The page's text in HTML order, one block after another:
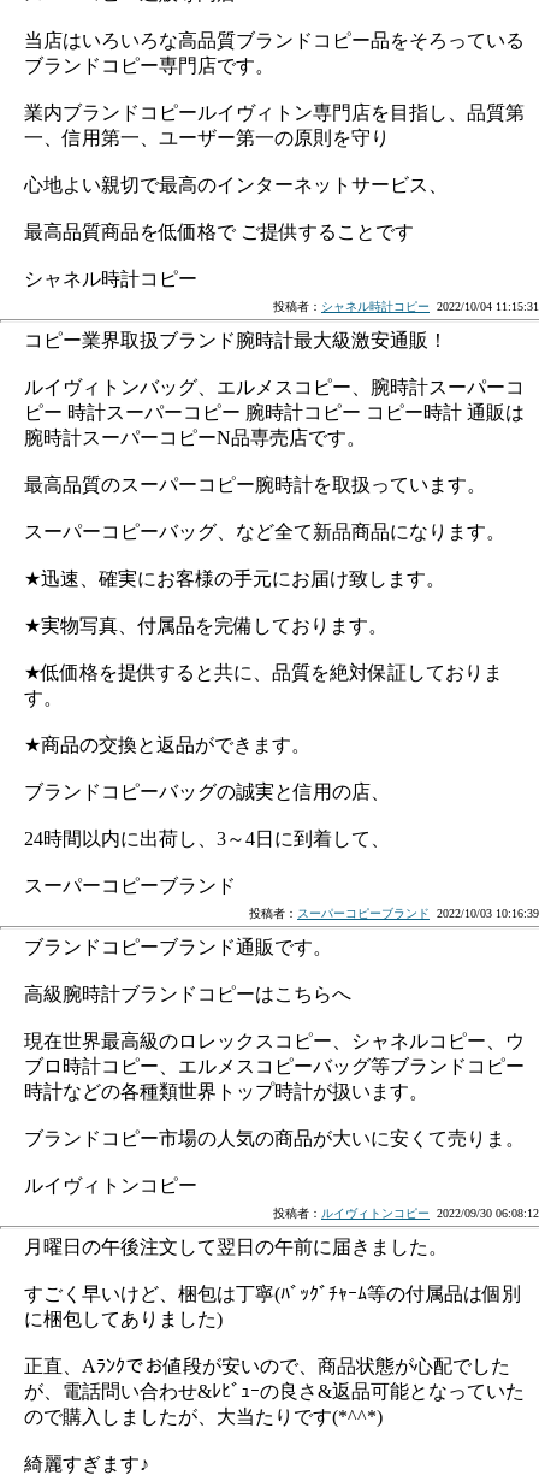
当店はいろいろな高品質ブランドコピー品をそろっている
ブランドコピー専門店です。
業内ブランドコピールイヴィトン専門店を目指し、品質第
一、信用第一、ユーザー第一の原則を守り
心地よい親切で最高のインターネットサービス、
最高品質商品を低価格で ご提供することです
シャネル時計コピー
投稿者： シャネル時計コピー 2022/10/04 11:15:31
コピー業界取扱ブランド腕時計最大級激安通販！
ルイヴィトンバッグ、エルメスコピー、腕時計スーパーコ
ピー 時計スーパーコピー 腕時計コピー コピー時計 通販は
腕時計スーパーコピーN品専売店です。
最高品質のスーパーコピー腕時計を取扱っています。
スーパーコピーバッグ、など全て新品商品になります。
★迅速、確実にお客様の手元にお届け致します。
★実物写真、付属品を完備しております。
★低価格を提供すると共に、品質を絶対保証しておりま
す。
★商品の交換と返品ができます。
ブランドコピーバッグの誠実と信用の店、
24時間以内に出荷し、3～4日に到着して、
スーパーコピーブランド
投稿者： スーパーコピーブランド 2022/10/03 10:16:39
ブランドコピーブランド通販です。
高級腕時計ブランドコピーはこちらへ
現在世界最高級のロレックスコピー、シャネルコピー、ウ
ブロ時計コピー、エルメスコピーバッグ等ブランドコピー
時計などの各種類世界トップ時計が扱います。
ブランドコピー市場の人気の商品が大いに安くて売りま。
ルイヴィトンコピー
投稿者： ルイヴィトンコピー 2022/09/30 06:08:12
月曜日の午後注文して翌日の午前に届きました。
すごく早いけど、梱包は丁寧(ﾊﾞｯｸﾞﾁｬｰﾑ等の付属品は個別
に梱包してありました)
正直、Aﾗﾝｸでお値段が安いので、商品状態が心配でした
が、電話問い合わせ&ﾚﾋﾞｭｰの良さ&返品可能となっていた
ので購入しましたが、大当たりです(*^^*)
綺麗すぎます♪